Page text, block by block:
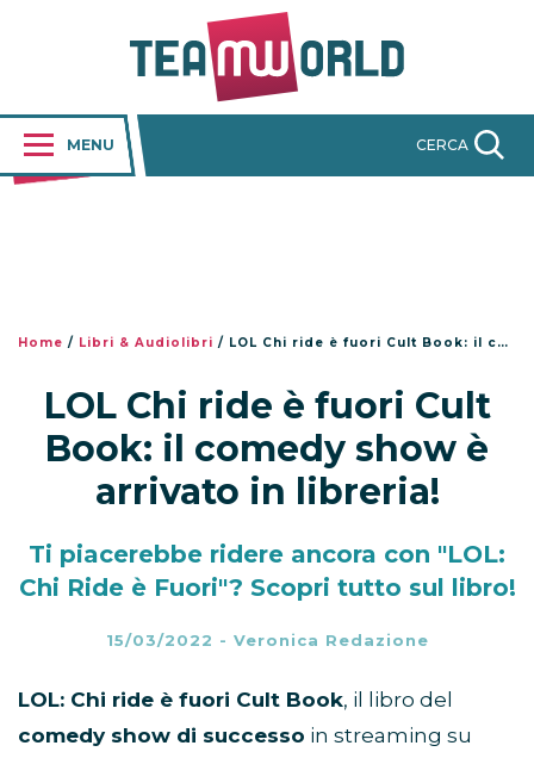
MENU CERCA
Home / Libri & Audiolibri / LOL Chi ride è fuori Cult Book: il comedy show è arrivato in libreria!
LOL Chi ride è fuori Cult
Book: il comedy show è
arrivato in libreria!
Ti piacerebbe ridere ancora con "LOL:
Chi Ride è Fuori"? Scopri tutto sul libro!
15/03/2022 - Veronica Redazione
LOL: Chi ride è fuori Cult Book, il libro del
comedy show di successo in streaming su